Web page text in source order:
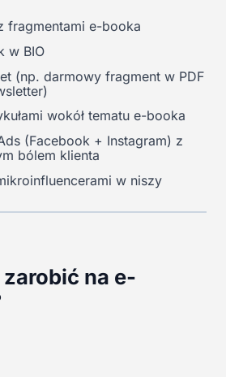
fragmentami e-booka
w BIO
(np. darmowy fragment w PDF
wokół tematu e-booka
(Facebook + Instagram) z
bólem klienta
w niszy
na e-